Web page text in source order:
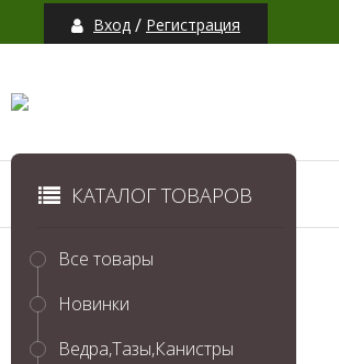
Вход / Регистрация
КАТАЛОГ ТОВАРОВ
Все товары
Новинки
Ведра,Тазы,Канистры